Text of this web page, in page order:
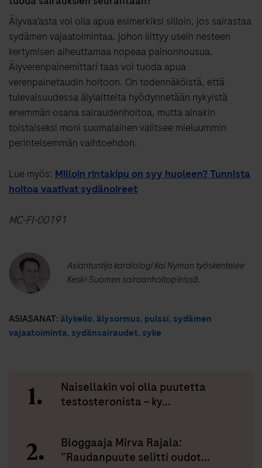
Älyvaa’asta voi olla apua esimerkiksi silloin, jos sairastaa
sydämen vajaatoimintaa, johon liittyy usein nesteen
kertymisen aiheuttamaa nopeaa painonnousua.
Älyverenpainemittari taas voi tuoda apua
verenpainetaudin hoitoon. On todennäköistä, että
tulevaisuudessa älylaitteita hyödynnetään nykyistä
enemmän osana sairaudenhoitoa, mutta ainakin
toistaiseksi moni suomalainen valitsee mieluummin
perinteisemmän vaihtoehdon.
Lue myös: Milloin rintakipu on syy huoleen? Tunnista
hoitoa vaativat sydänoireet
MC-FI-00191
Asiantuntija kardiologi Kai Nyman työskentelee
Keski-Suomen sairaanhoitopiirissä.
ASIASANAT: älykello, älysormus, pulssi, sydämen
vajaatoiminta, sydänsairaudet, syke
Naisellakin voi olla puutetta
testosteronista – ky...
Bloggaaja Mirva Rajala:
”Raudanpuute selitti oudot...